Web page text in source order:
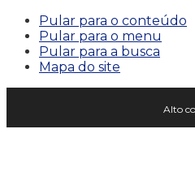
Pular para o conteúdo
Pular para o menu
Pular para a busca
Mapa do site
Alto